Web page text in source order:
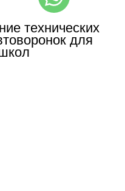
технических
для